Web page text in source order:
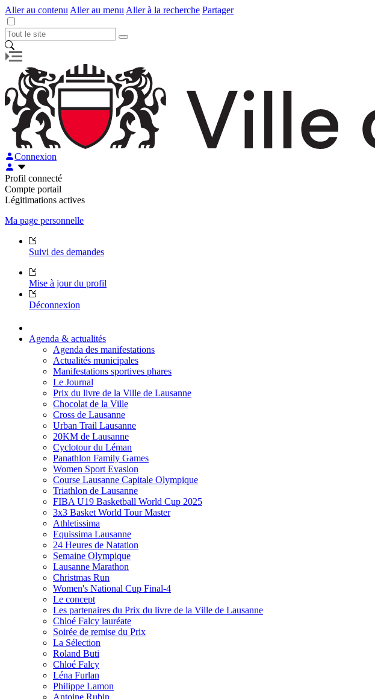
Aller au contenu Aller au menu Aller à la recherche Partager
Connexion
Profil connecté
Compte portail
Légitimations actives
Ma page personnelle
Suivi des demandes
Mise à jour du profil
Déconnexion
Agenda & actualités
Agenda des manifestations
Actualités municipales
Manifestations sportives phares
Le Journal
Prix du livre de la Ville de Lausanne
Chocolat de la Ville
Cross de Lausanne
Urban Trail Lausanne
20KM de Lausanne
Cyclotour du Léman
Panathlon Family Games
Women Sport Evasion
Course Lausanne Capitale Olympique
Triathlon de Lausanne
FIBA U19 Basketball World Cup 2025
3x3 Basket World Tour Master
Athletissima
Equissima Lausanne
24 Heures de Natation
Semaine Olympique
Lausanne Marathon
Christmas Run
Women's National Cup Final-4
Le concept
Les partenaires du Prix du livre de la Ville de Lausanne
Chloé Falcy lauréate
Soirée de remise du Prix
La Sélection
Roland Buti
Chloé Falcy
Léna Furlan
Philippe Lamon
Antoine Rubin